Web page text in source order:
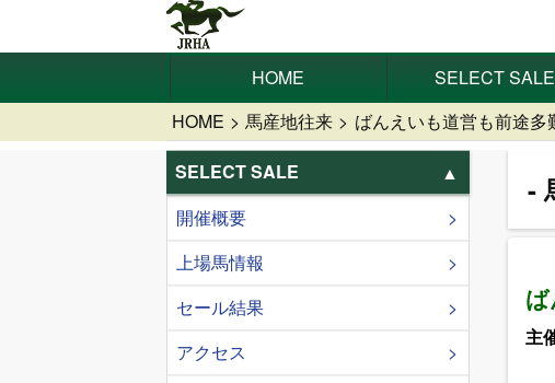
HOME SELECT SALE
HOME 馬産地往来 ばんえいも道営も前途多
SELECT SALE
開催概要
上場馬情報
セール結果
アクセス
主